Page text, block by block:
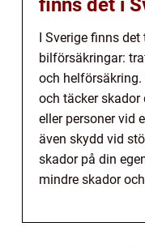
finns det i
I Sverige finns
bilförsäkringar:
och
och täcker
eller personer vid
även skydd vid
skador på din
mindre skador